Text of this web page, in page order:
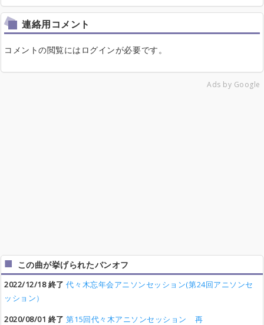
連絡用コメント
コメントの閲覧にはログインが必要です。
Ads by Google
この曲が挙げられたバンオフ
2022/12/18 終了 代々木忘年会アニソンセッション(第24回アニソンセ
ッション）
2020/08/01 終了 第15回代々木アニソンセッション 再